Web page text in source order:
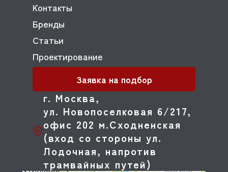
г. Москва,
ул. Новопоселковая 6/217,
офис 202 м.Сходненская
(вход со стороны ул.
Лодочная, напротив
трамвайных путей)
Контакты
Бренды
Статьи
Проектирование
Заявка на подбор